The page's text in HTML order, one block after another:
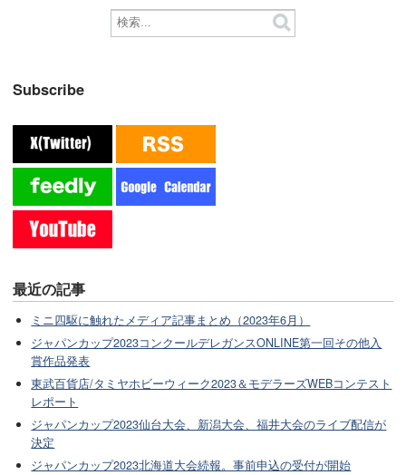
Subscribe
最近の記事
ミニ四駆に触れたメディア記事まとめ（2023年6月）
ジャパンカップ2023コンクールデレガンスONLINE第一回その他入
賞作品発表
東武百貨店/タミヤホビーウィーク2023＆モデラーズWEBコンテスト
レポート
ジャパンカップ2023仙台大会、新潟大会、福井大会のライブ配信が
決定
ジャパンカップ2023北海道大会続報。事前申込の受付が開始